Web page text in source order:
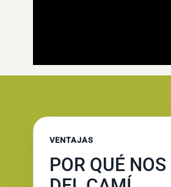
VENTAJAS
POR QUÉ